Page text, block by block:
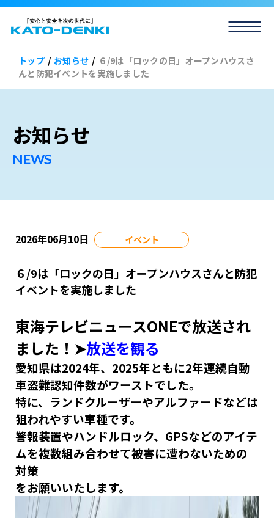
トップ / お知らせ / ６/9は「ロックの日」オープンハウスさ
んと防犯イベントを実施しました
お知らせ
2026年06月10日 イベント
６/9は「ロックの日」オープンハウスさんと防犯
イベントを実施しました
東海テレビニュースONEで放送され
ました！➤放送を観る
愛知県は2024年、2025年ともに2年連続自動
車盗難認知件数がワーストでした。
特に、ランドクルーザーやアルファードなどは
狙われやすい車種です。
警報装置やハンドルロック、GPSなどのアイテ
ムを複数組み合わせて被害に遭わないための
対策
をお願いいたします。